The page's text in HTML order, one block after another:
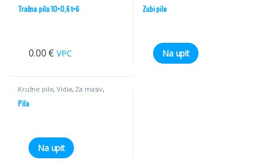
Tračna pila 10×0,6 t=6
0.00 € VPC
Zubi pile
Na upit
Kružne pile,Vidia, Za masiv,
Univerzalne
Pila
Na upit